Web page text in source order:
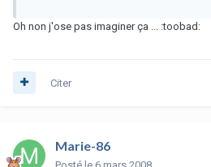
Oh non j'ose pas imaginer ça ... :toobad:
Citer
Marie-86